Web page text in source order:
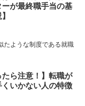
が最終職手当の基
たような制度である就職
たら注意！】転職が
いかない人の特徴